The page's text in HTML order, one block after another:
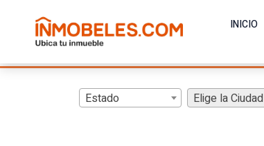
INICIO
Estado Elige la Ciudad